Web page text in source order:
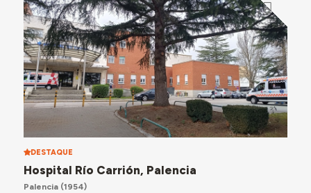
DESTAQUE
Hospital Río Carrión, Palencia
Palencia(1954)